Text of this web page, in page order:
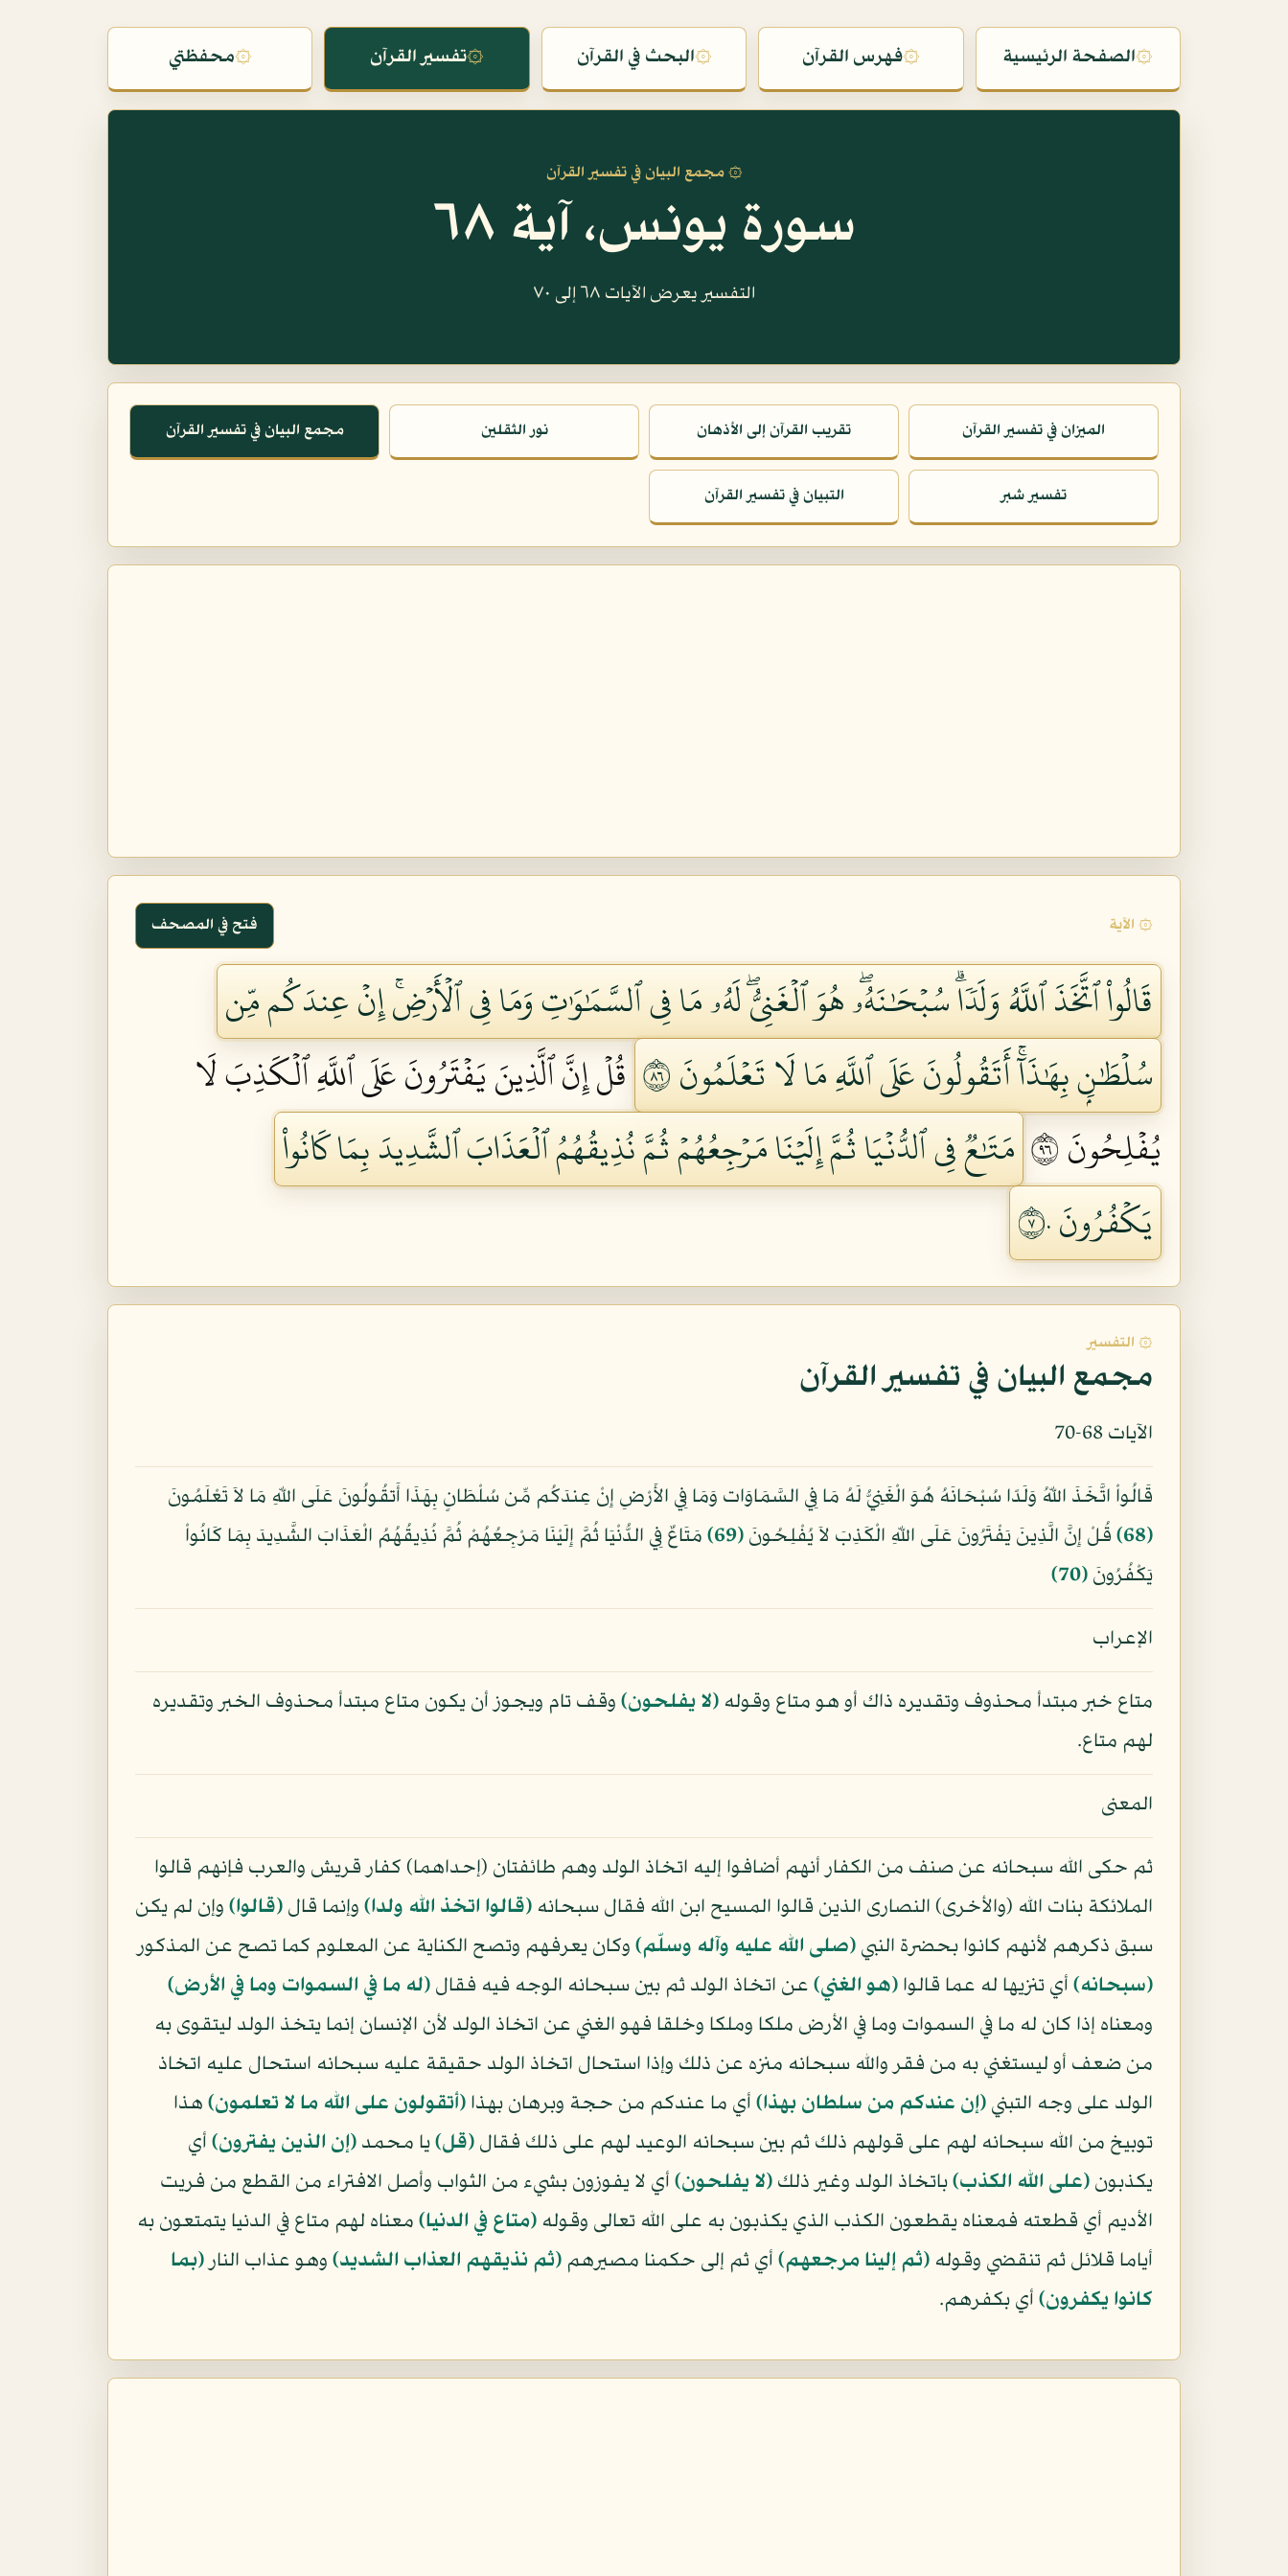
۞الصفحة الرئيسية ۞فهرس القرآن ۞البحث في القرآن ۞تفسير القرآن ۞محفظتي
۞ مجمع البيان في تفسير القرآن
سورة يونس، آية ٦٨
التفسير يعرض الآيات ٦٨ إلى ٧٠
الميزان في تفسير القرآن تقريب القرآن إلى الأذهان نور الثقلين مجمع البيان في تفسير القرآن
تفسير شبر التبيان في تفسير القرآن
۞ الآية فتح في المصحف
قَالُواْ ٱتَّخَذَ ٱللَّهُ وَلَدٗاۗ سُبۡحَٰنَهُۥۖ هُوَ ٱلۡغَنِيُّۖ لَهُۥ مَا فِي ٱلسَّمَٰوَٰتِ وَمَا فِي ٱلۡأَرۡضِۚ إِنۡ عِندَكُم مِّن
سُلۡطَٰنِۭ بِهَٰذَآۚ أَتَقُولُونَ عَلَى ٱللَّهِ مَا لَا تَعۡلَمُونَ ٦٨
قُلۡ إِنَّ ٱلَّذِينَ يَفۡتَرُونَ عَلَى ٱللَّهِ ٱلۡكَذِبَ لَا
يُفۡلِحُونَ ٦٩
مَتَٰعٞ فِي ٱلدُّنۡيَا ثُمَّ إِلَيۡنَا مَرۡجِعُهُمۡ ثُمَّ نُذِيقُهُمُ ٱلۡعَذَابَ ٱلشَّدِيدَ بِمَا كَانُواْ
يَكۡفُرُونَ ٧٠
۞ التفسير
مجمع البيان في تفسير القرآن
الآيات 68-70
قَالُواْ اتَّخَذَ اللّهُ وَلَدًا سُبْحَانَهُ هُوَ الْغَنِيُّ لَهُ مَا فِي السَّمَاوَات وَمَا فِي الأَرْضِ إِنْ عِندَكُم مِّن سُلْطَانٍ بِهَذَا أَتقُولُونَ عَلَى اللّهِ مَا لاَ تَعْلَمُونَ
﴿68﴾
قُلْ إِنَّ الَّذِينَ يَفْتَرُونَ عَلَى اللّهِ الْكَذِبَ لاَ يُفْلِحُونَ ﴿69﴾
مَتَاعٌ فِي الدُّنْيَا ثُمَّ إِلَيْنَا مَرْجِعُهُمْ ثُمَّ نُذِيقُهُمُ الْعَذَابَ الشَّدِيدَ بِمَا كَانُواْ
يَكْفُرُونَ ﴿70﴾
الإعراب
متاع خبر مبتدأ محذوف وتقديره ذاك أو هو متاع وقوله ﴿لا يفلحون﴾ وقف تام ويجوز أن يكون متاع مبتدأ محذوف الخبر وتقديره
لهم متاع.
المعنى
ثم حكى الله سبحانه عن صنف من الكفار أنهم أضافوا إليه اتخاذ الولد وهم طائفتان (إحداهما) كفار قريش والعرب فإنهم قالوا
الملائكة بنات الله (والأخرى) النصارى الذين قالوا المسيح ابن الله فقال سبحانه ﴿قالوا اتخذ الله ولدا﴾ وإنما قال ﴿قالوا﴾ وإن لم يكن
سبق ذكرهم لأنهم كانوا بحضرة النبي (صلى الله عليه وآله وسلّم) وكان يعرفهم وتصح الكناية عن المعلوم كما تصح عن المذكور
﴿سبحانه﴾ أي تنزيها له عما قالوا ﴿هو الغني﴾ عن اتخاذ الولد ثم بين سبحانه الوجه فيه فقال ﴿له ما في السموات وما في الأرض﴾
ومعناه إذا كان له ما في السموات وما في الأرض ملكا وملكا وخلقا فهو الغني عن اتخاذ الولد لأن الإنسان إنما يتخذ الولد ليتقوى به
من ضعف أو ليستغني به من فقر والله سبحانه منزه عن ذلك وإذا استحال اتخاذ الولد حقيقة عليه سبحانه استحال عليه اتخاذ
الولد على وجه التبني ﴿إن عندكم من سلطان بهذا﴾ أي ما عندكم من حجة وبرهان بهذا ﴿أتقولون على الله ما لا تعلمون﴾ هذا
توبيخ من الله سبحانه لهم على قولهم ذلك ثم بين سبحانه الوعيد لهم على ذلك فقال ﴿قل﴾يا محمد ﴿إن الذين يفترون﴾ أي
يكذبون ﴿على الله الكذب﴾باتخاذ الولد وغير ذلك ﴿لا يفلحون﴾ أي لا يفوزون بشيء من الثواب وأصل الافتراء من القطع من فريت
الأديم أي قطعته فمعناه يقطعون الكذب الذي يكذبون به على الله تعالى وقوله ﴿متاع في الدنيا﴾ معناه لهم متاع في الدنيا يتمتعون به
أياما قلائل ثم تنقضي وقوله ﴿ثم إلينا مرجعهم﴾ أي ثم إلى حكمنا مصيرهم ﴿ثم نذيقهم العذاب الشديد﴾ وهو عذاب النار﴿بما
كانوا يكفرون﴾ أي بكفرهم.